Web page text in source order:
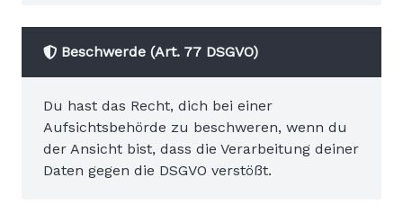
Beschwerde (Art. 77 DSGVO)
Du hast das Recht, dich bei einer
Aufsichtsbehörde zu beschweren, wenn du
der Ansicht bist, dass die Verarbeitung deiner
Daten gegen die DSGVO verstößt.